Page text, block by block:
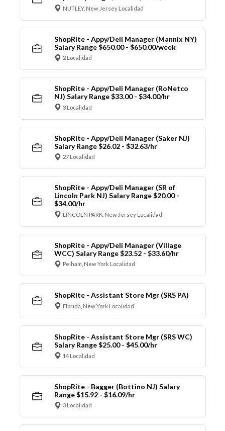
NUTLEY, New Jersey Localidad
ShopRite - Appy/Deli Manager (Mannix NY)
Salary Range $650.00 - $650.00/week
2 Localidad
ShopRite - Appy/Deli Manager (RoNetco
NJ) Salary Range $33.00 - $34.00/hr
3 Localidad
ShopRite - Appy/Deli Manager (Saker NJ)
Salary Range $26.02 - $32.63/hr
27 Localidad
ShopRite - Appy/Deli Manager (SR of
Lincoln Park NJ) Salary Range $20.00 -
$34.00/hr
LINCOLN PARK, New Jersey Localidad
ShopRite - Appy/Deli Manager (Village
WCC) Salary Range $23.52 - $33.60/hr
Pelham, New York Localidad
ShopRite - Assistant Store Mgr (SRS PA)
Florida, New York Localidad
ShopRite - Assistant Store Mgr (SRS WC)
Salary Range $25.00 - $45.00/hr
14 Localidad
ShopRite - Bagger (Bottino NJ) Salary
Range $15.92 - $16.09/hr
3 Localidad